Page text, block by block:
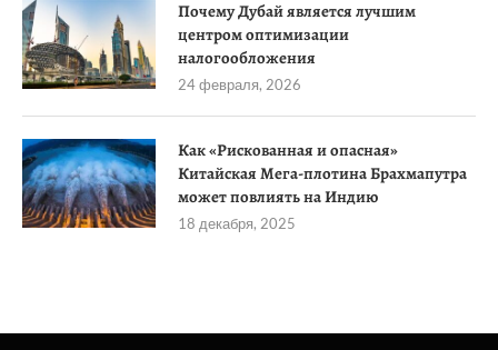
Почему Дубай является лучшим
центром оптимизации
налогообложения
24 февраля, 2026
Как «Рискованная и опасная»
Китайская Мега-плотина Брахмапутра
может повлиять на Индию
18 декабря, 2025